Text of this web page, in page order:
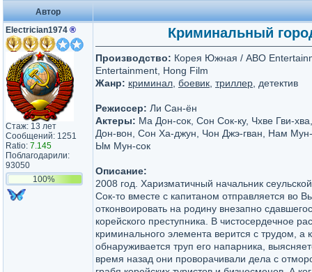
Автор
Electrician1974 ®
Стаж: 13 лет
Сообщений: 1251
Ratio: 7.145
Поблагодарили:
93050
100%
Криминальный
Производство: Корея Южная / ABO
Entertainment, Hong Film
Жанр: криминал боевик триллер , детектив
Режиссер: Ли Сан-ён
Актеры: Ма Дон-сок, Сон Сок-ку, Чхве Гви-
Дон-вон, Сон Ха-джун, Чон Джэ-гван, Нам
Ым Мун-сок
Описание:
2008 год. Харизматичный начальник
Сок-то вместе с капитаном отправляется во
отконвоировать на родину внезапно
корейского преступника. В чистосердечное
криминального элемента верится с трудом, а
обнаруживается труп его напарника,
время назад они проворачивали дела с